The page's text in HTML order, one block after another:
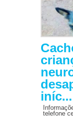
iníc...
telefone